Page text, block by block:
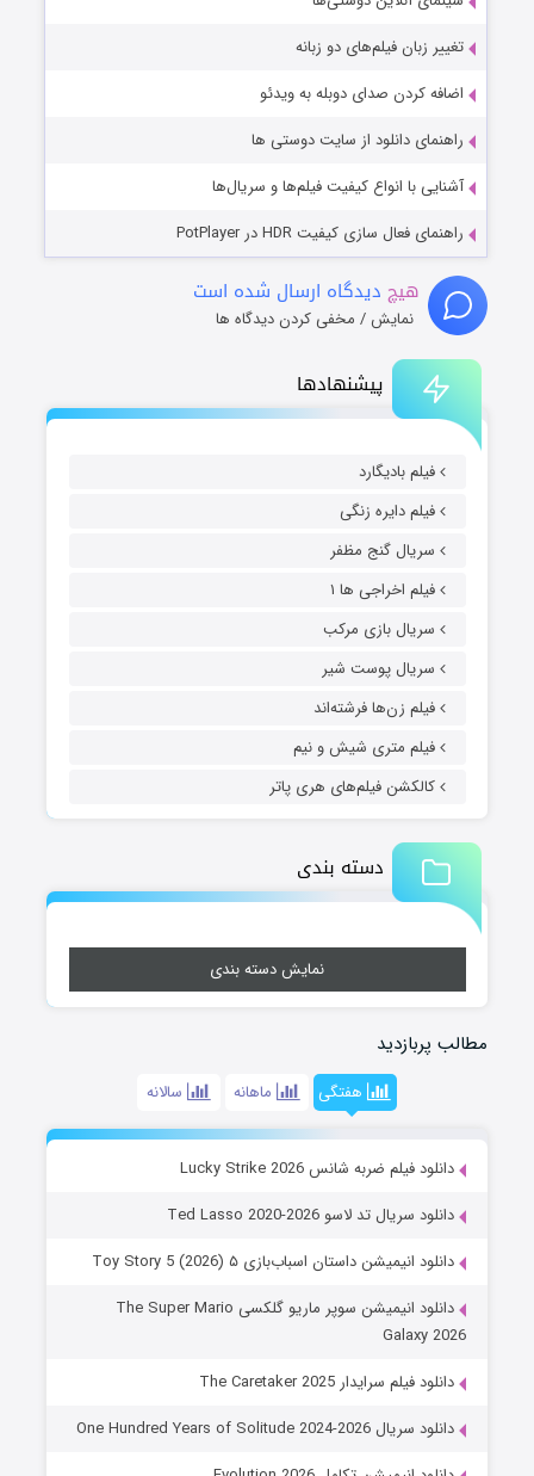
پیشنهادها
فیلم بادیگارد
فیلم دایره زنگی
سریال گنج مظفر
فیلم اخراجی ها ۱
سریال بازی مرکب
سریال پوست شیر
فیلم زن‌ها فرشته‌اند
فیلم متری شیش و نیم
کالکشن فیلم‌های هری پاتر
دسته بندی
نمایش دسته بندی
مطالب پربازدید
هفتگی ماهانه سالانه
دانلود فیلم ضربه شانس Lucky Strike 2026
دانلود سریال تد لاسو Ted Lasso 2020-2026
دانلود انیمیشن داستان اسباب‌بازی ۵ Toy Story 5 (2026)
دانلود انیمیشن سوپر ماریو گلکسی The Super Mario
Galaxy 2026
دانلود فیلم سرایدار The Caretaker 2025
دانلود سریال One Hundred Years of Solitude 2024-2026
تغییر زبان فیلم‌های دو زبانه
اضافه کردن صدای دوبله به ویدئو
راهنمای دانلود از سایت دوستی ها
آشنایی با انواع کیفیت فیلم‌ها و سریال‌ها
راهنمای فعال سازی کیفیت HDR در PotPlayer
هیچ دیدگاه ارسال شده است
نمایش / مخفی کردن دیدگاه ها